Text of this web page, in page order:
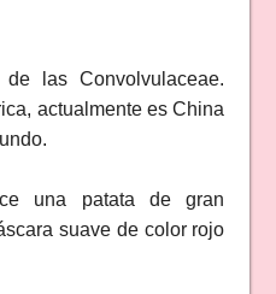
las Convolvulaceae.
actualmente es China
una patata de gran
suave de color rojo